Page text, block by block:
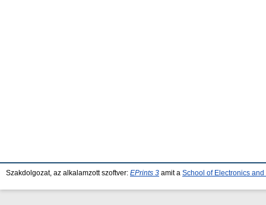
Szakdolgozat, az alkalamzott szoftver: EPrints 3 amit a School of Electronics